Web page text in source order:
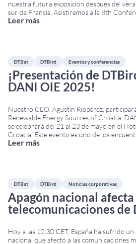
nuestra futura exposición después del
sur de Francia. Asistiremos a la 8th
Wildlife Impacts. La conferencia tendrá
Leer más
DTBat DTBird Eventos y conferencias
¡Presentación de
DANI OIE 2025!
Nuestro CEO, Agustín Riopérez,
Renewable Energy Sources of Croatia:
se celebrará del 21 al 23 de mayo en el
Croacia. Este evento es uno de los
renovables más importantes del sudeste de
Leer más
DTBat DTBird Noticias corporativas
Apagón nacional afecta
telecomunicaciones de
Hoy a las 12:30 CET, España ha sufrido
nacional que afectó a las comunicaciones